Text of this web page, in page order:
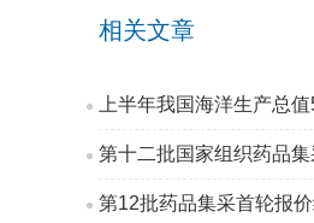
相关文章
上半年我国海洋生产总
第十二批国家组织药品
第12批药品集采首轮报